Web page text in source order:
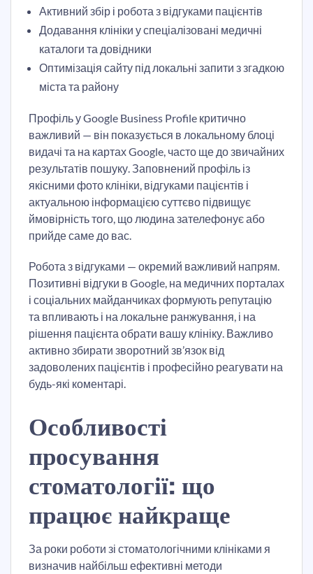
Активний збір і робота з відгуками пацієнтів
Додавання клініки у спеціалізовані медичні
каталоги та довідники
Оптимізація сайту під локальні запити з згадкою
міста та району
Профіль у Google Business Profile критично
важливий — він показується в локальному блоці
видачі та на картах Google, часто ще до звичайних
результатів пошуку. Заповнений профіль із
якісними фото клініки, відгуками пацієнтів і
актуальною інформацією суттєво підвищує
ймовірність того, що людина зателефонує або
прийде саме до вас.
Робота з відгуками — окремий важливий напрям.
Позитивні відгуки в Google, на медичних порталах
і соціальних майданчиках формують репутацію
та впливають і на локальне ранжування, і на
рішення пацієнта обрати вашу клініку. Важливо
активно збирати зворотний зв’язок від
задоволених пацієнтів і професійно реагувати на
будь-які коментарі.
Особливості
просування
стоматології: що
працює найкраще
За роки роботи зі стоматологічними клініками я
визначив найбільш ефективні методи